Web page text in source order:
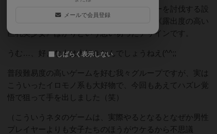
ファンタジー世界の冒険者たちがモンスターを討伐する設
定なのですが、その冒険者はなぜかすべて《露出度の高い
巨乳美少女》ばかりという思い切ったデザインです。
うむ…、好きな人は大好きなんでしょうねえ(^^;;
普段難易度の高いゲームを好む我々グループですが、実は
こういったイロモノ系も大好物で、今回もあえてハズレ覚
悟で狙って手を出しました（笑）
（こういうネタのゲームは、実際やるとなるとなぜか男性
プレイヤーよりも女子たちのほうがウケるから不思議
メールで会員登録
しばらく表示しない